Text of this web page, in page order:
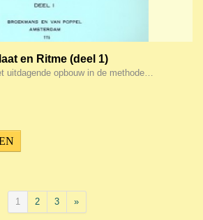
en Ritme (deel 1)
uitdagende opbouw in de methode…
1 2 3 »